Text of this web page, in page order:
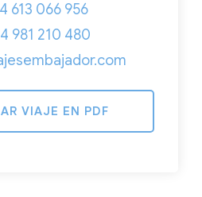
613 066 956
981 210 480
VIAJE EN PDF